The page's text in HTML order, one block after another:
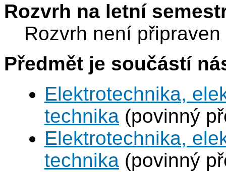
Rozvrh na letní
Rozvrh není připraven
Předmět je součástí
Elektrotechnika,
technika (povinný
Elektrotechnika,
technika (povinný